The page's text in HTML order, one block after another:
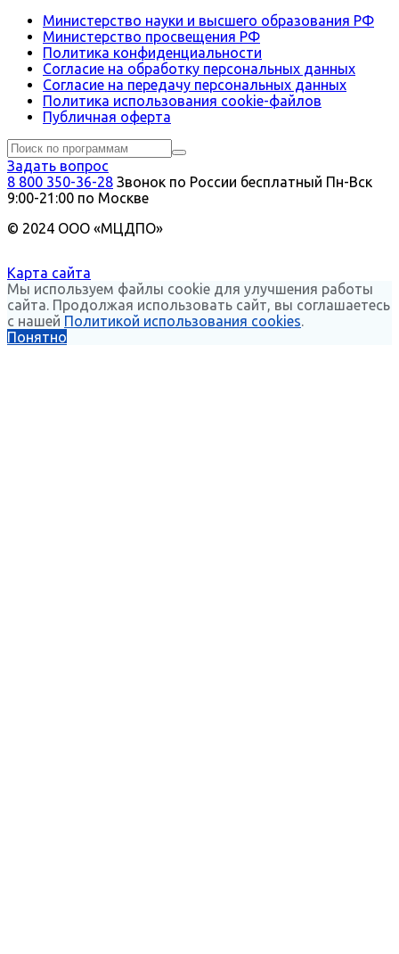
Министерство науки и высшего образования РФ
Министерство просвещения РФ
Политика конфиденциальности
Согласие на обработку персональных данных
Согласие на передачу персональных данных
Политика использования сookie-файлов
Публичная оферта
Задать вопрос
8 800 350-36-28 Звонок по России бесплатный Пн-Вск
9:00-21:00 по Москве
© 2024 ООО «МЦДПО»
Карта сайта
Мы используем файлы cookie для улучшения работы
сайта. Продолжая использовать сайт, вы соглашаетесь
с нашей Политикой использования cookies.
Понятно